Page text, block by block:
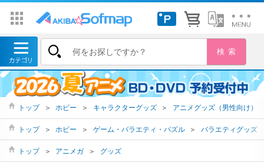
トップ ＞ ホビー ＞ キャラクターグッズ ＞ アニメグッズ（男性向け）
トップ ＞ ホビー ＞ ゲーム・バラエティ・パズル ＞ バラエティグッズ
トップ ＞ アニメガ ＞ グッズ